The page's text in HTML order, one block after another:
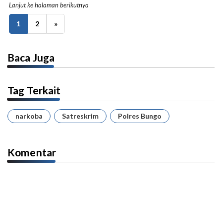
Lanjut ke halaman berikutnya
1 2 »
Baca Juga
Tag Terkait
narkoba Satreskrim Polres Bungo
Komentar